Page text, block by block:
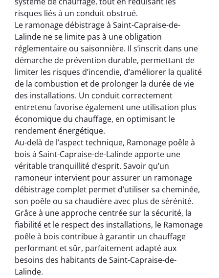
risques liés à un conduit obstrué.
Le ramonage débistrage à Saint-Capraise-de-
Lalinde ne se limite pas à une obligation
réglementaire ou saisonnière. Il s’inscrit dans une
démarche de prévention durable, permettant de
limiter les risques d’incendie, d’améliorer la qualité
de la combustion et de prolonger la durée de vie
des installations. Un conduit correctement
entretenu favorise également une utilisation plus
économique du chauffage, en optimisant le
rendement énergétique.
Au-delà de l’aspect technique, Ramonage poêle à
bois à Saint-Capraise-de-Lalinde apporte une
véritable tranquillité d’esprit. Savoir qu’un
ramoneur intervient pour assurer un ramonage
débistrage complet permet d’utiliser sa cheminée,
son poêle ou sa chaudière avec plus de sérénité.
Grâce à une approche centrée sur la sécurité, la
fiabilité et le respect des installations, le Ramonage
poêle à bois contribue à garantir un chauffage
performant et sûr, parfaitement adapté aux
besoins des habitants de Saint-Capraise-de-
Lalinde.